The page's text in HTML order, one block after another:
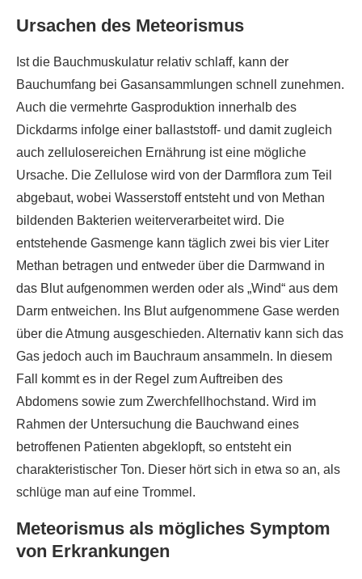
Ursachen des Meteorismus
Ist die Bauchmuskulatur relativ schlaff, kann der
Bauchumfang bei Gasansammlungen schnell zunehmen.
Auch die vermehrte Gasproduktion innerhalb des
Dickdarms infolge einer ballaststoff- und damit zugleich
auch zellulosereichen Ernährung ist eine mögliche
Ursache. Die Zellulose wird von der Darmflora zum Teil
abgebaut, wobei Wasserstoff entsteht und von Methan
bildenden Bakterien weiterverarbeitet wird. Die
entstehende Gasmenge kann täglich zwei bis vier Liter
Methan betragen und entweder über die Darmwand in
das Blut aufgenommen werden oder als „Wind“ aus dem
Darm entweichen. Ins Blut aufgenommene Gase werden
über die Atmung ausgeschieden. Alternativ kann sich das
Gas jedoch auch im Bauchraum ansammeln. In diesem
Fall kommt es in der Regel zum Auftreiben des
Abdomens sowie zum Zwerchfellhochstand. Wird im
Rahmen der Untersuchung die Bauchwand eines
betroffenen Patienten abgeklopft, so entsteht ein
charakteristischer Ton. Dieser hört sich in etwa so an, als
schlüge man auf eine Trommel.
Meteorismus als mögliches Symptom
von Erkrankungen